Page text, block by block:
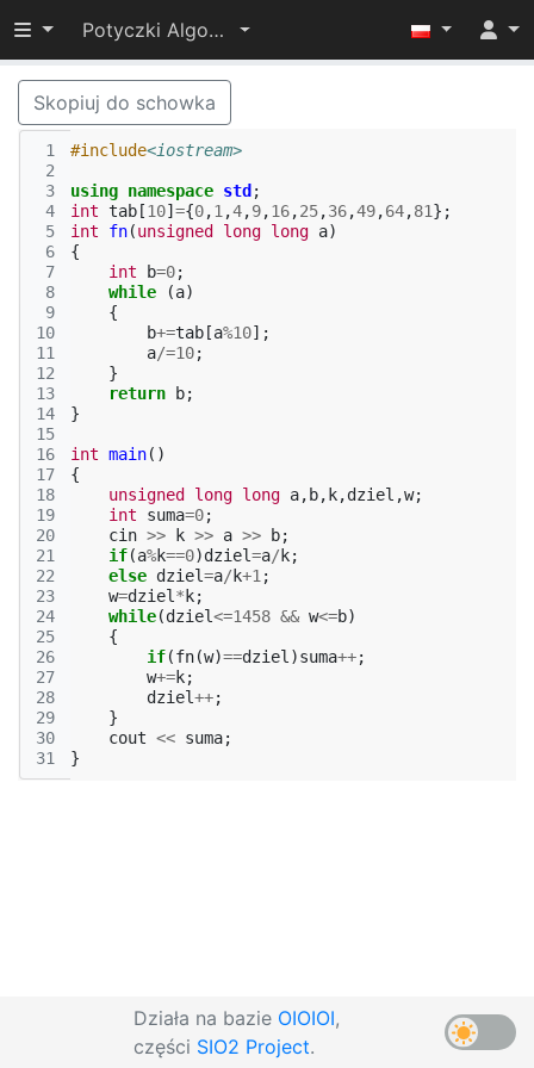
Przełącz widoczność menu
Potyczki Algorytmiczne 2015
Skopiuj do schowka
1
2
3
4
5
6
7
8
9
10
11
12
13
14
15
16
17
18
19
20
21
22
23
24
25
26
27
28
29
30
31
#include<iostream>
using namespace std ;
int tab [10] ={0,1 ,4,9,16,25,36,49,64,81};
int
fn(unsigned long long a)
{
int
b=0;
while
(a)
{
b+=tab [a%10];
a/=10;
}
return
b;
}
int main()
{
unsigned
long long a, b, k,dziel ,w;
int
suma=0;
cin >> k >> a >> b;
if(a%k==0)dziel=a/ k;
else dziel=a/ k+1 ;
w=dziel * k;
while(dziel<=1458 && w<=b)
{
if(fn(w)==dziel )suma++;
w+=k;
dziel++;
}
cout << suma;
}
Działa na bazie OIOIOI,
części SIO2 Project.